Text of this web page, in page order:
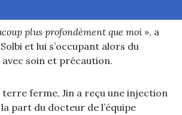
plus profondément que moi », a
et lui s’occupant alors du
avec soin et précaution.
ferme, Jin a reçu une injection
part du docteur de l’équipe